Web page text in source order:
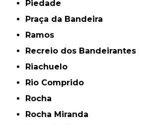
Piedade
Praça da Bandeira
Ramos
Recreio dos Bandeirantes
Riachuelo
Rio Comprido
Rocha
Rocha Miranda